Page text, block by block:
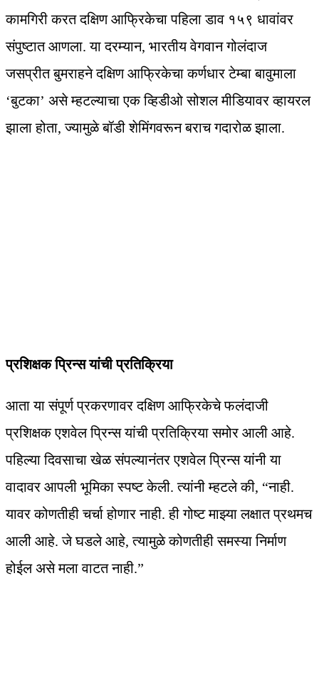
कामगिरी करत दक्षिण आफ्रिकेचा पहिला डाव १५९ धावांवर
संपुष्टात आणला. या दरम्यान, भारतीय वेगवान गोलंदाज
जसप्रीत बुमराहने दक्षिण आफ्रिकेचा कर्णधार टेम्बा बावुमाला
‘बुटका’ असे म्हटल्याचा एक व्हिडीओ सोशल मीडियावर व्हायरल
झाला होता, ज्यामुळे बॉडी शेमिंगवरून बराच गदारोळ झाला.
प्रशिक्षक प्रिन्स यांची प्रतिक्रिया
आता या संपूर्ण प्रकरणावर दक्षिण आफ्रिकेचे फलंदाजी
प्रशिक्षक एशवेल प्रिन्स यांची प्रतिक्रिया समोर आली आहे.
पहिल्या दिवसाचा खेळ संपल्यानंतर एशवेल प्रिन्स यांनी या
वादावर आपली भूमिका स्पष्ट केली. त्यांनी म्हटले की, “नाही.
यावर कोणतीही चर्चा होणार नाही. ही गोष्ट माझ्या लक्षात प्रथमच
आली आहे. जे घडले आहे, त्यामुळे कोणतीही समस्या निर्माण
होईल असे मला वाटत नाही.”